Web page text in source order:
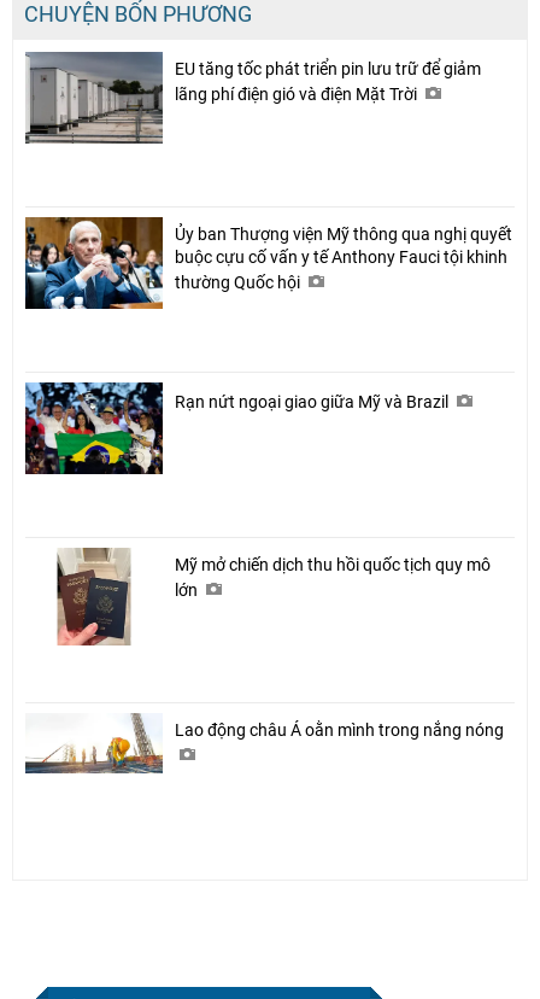
CHUYỆN BỐN PHƯƠNG
EU tăng tốc phát triển pin lưu trữ để giảm
lãng phí điện gió và điện Mặt Trời
Ủy ban Thượng viện Mỹ thông qua nghị quyết
buộc cựu cố vấn y tế Anthony Fauci tội khinh
thường Quốc hội
Rạn nứt ngoại giao giữa Mỹ và Brazil
Mỹ mở chiến dịch thu hồi quốc tịch quy mô
lớn
Lao động châu Á oằn mình trong nắng nóng